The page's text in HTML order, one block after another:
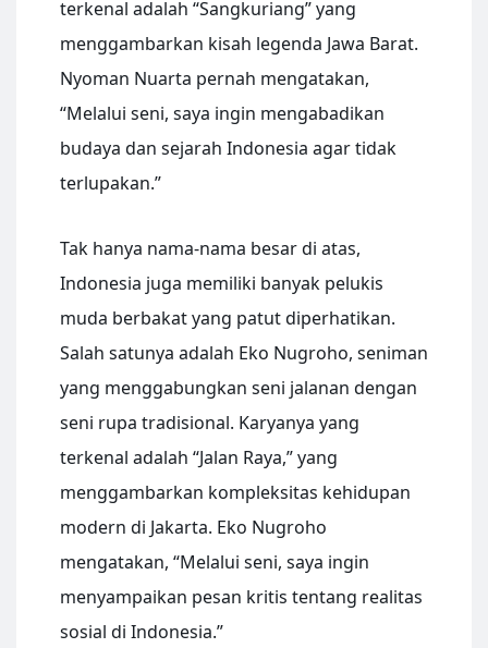
terkenal adalah “Sangkuriang” yang
menggambarkan kisah legenda Jawa Barat.
Nyoman Nuarta pernah mengatakan,
“Melalui seni, saya ingin mengabadikan
budaya dan sejarah Indonesia agar tidak
terlupakan.”
Tak hanya nama-nama besar di atas,
Indonesia juga memiliki banyak pelukis
muda berbakat yang patut diperhatikan.
Salah satunya adalah Eko Nugroho, seniman
yang menggabungkan seni jalanan dengan
seni rupa tradisional. Karyanya yang
terkenal adalah “Jalan Raya,” yang
menggambarkan kompleksitas kehidupan
modern di Jakarta. Eko Nugroho
mengatakan, “Melalui seni, saya ingin
menyampaikan pesan kritis tentang realitas
sosial di Indonesia.”